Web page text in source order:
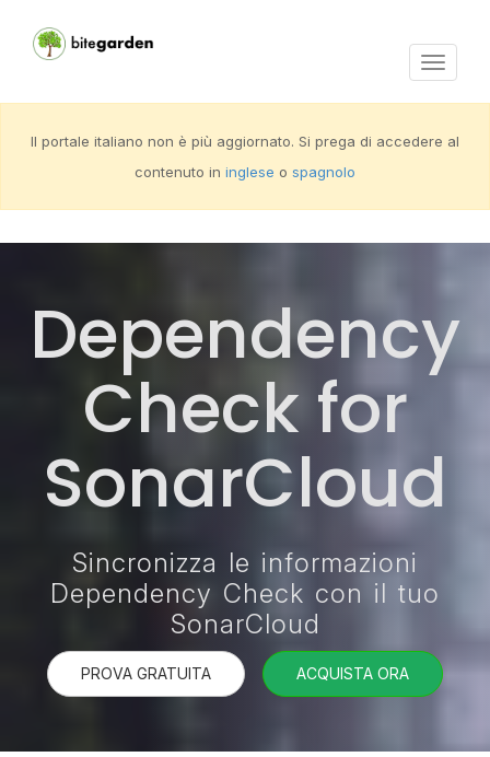
Activar
Il portale italiano non è più aggiornato. Si prega di accedere al
contenuto in inglese o spagnolo
Dependency
Check for
SonarCloud
Sincronizza le informazioni
Dependency Check con il tuo
SonarCloud
PROVA GRATUITA ACQUISTA ORA